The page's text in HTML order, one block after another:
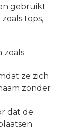
gebruikt
tops,
zoals
ze zich
zonder
dat de